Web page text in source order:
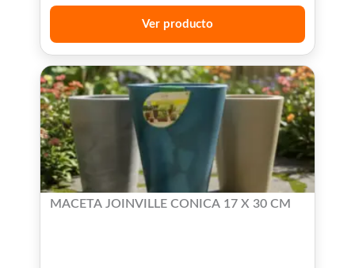
Ver producto
MACETA JOINVILLE CONICA 17 X 30 CM